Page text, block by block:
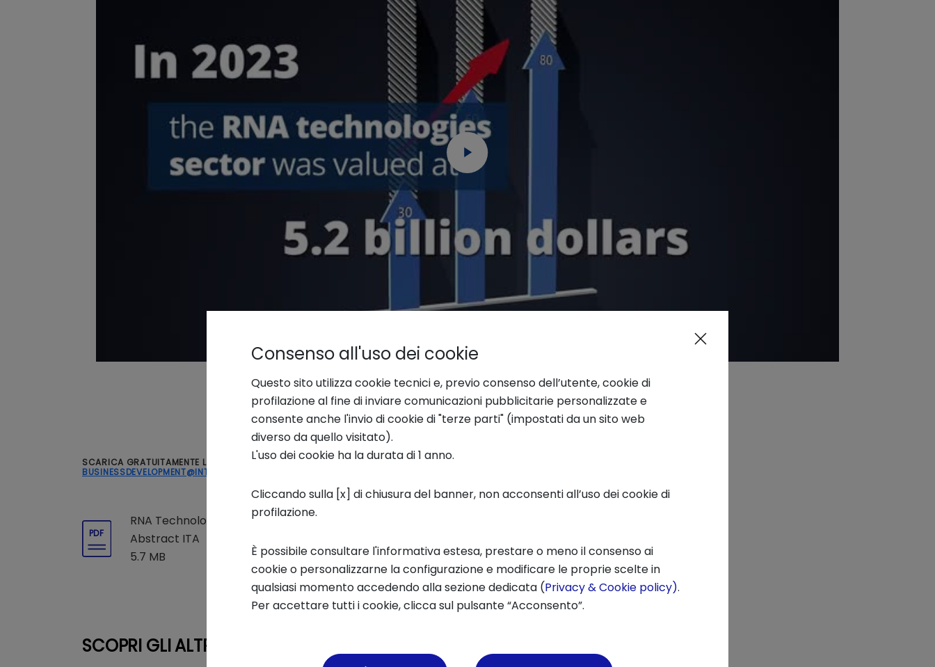
SCARICA GRATUITAMENTE L'ABSTRACT DEL REPORT. SE SEI INTERESSATO ALLA VERSIONE COMPLETA DEL REPORT SCRIVI A
BUSINESSDEVELOPMENT@INTESASANPAOLOINNOVATIONCENTER.COM
PDF
RNA Technologies -
Abstract ITA
5.7 MB
SCOPRI GLI ALTRI REPORT
Consenso all'uso dei cookie
Questo sito utilizza cookie tecnici e, previo consenso dell’utente, cookie di
profilazione al fine di inviare comunicazioni pubblicitarie personalizzate e
consente anche l'invio di cookie di "terze parti" (impostati da un sito web
diverso da quello visitato).
L'uso dei cookie ha la durata di 1 anno.
Cliccando sulla [x] di chiusura del banner, non acconsenti all’uso dei cookie di
profilazione.
È possibile consultare l'informativa estesa, prestare o meno il consenso ai
cookie o personalizzarne la configurazione e modificare le proprie scelte in
qualsiasi momento accedendo alla sezione dedicata (Privacy & Cookie policy).
Per accettare tutti i cookie, clicca sul pulsante “Acconsento”.